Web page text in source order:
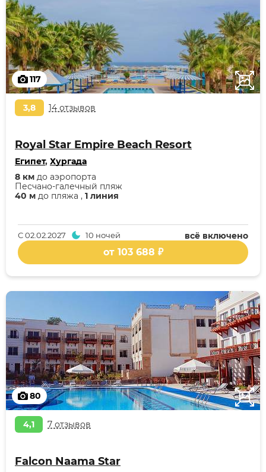
117
3,8 14 отзывов
Royal Star Empire Beach Resort
Египет, Хургада
40 м до пляжа , 1 линия
Песчано-галечный пляж
8 км до аэропорта
всё включено
С02.02.2027 10 ночей
от 103 688 ₽
80
4,1 7 отзывов
Falcon Naama Star